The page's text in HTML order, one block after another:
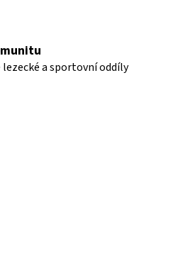
a sportovní oddíly